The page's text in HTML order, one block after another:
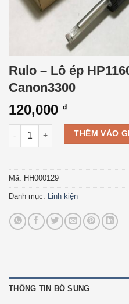
Rulo – Lô ép
Canon3300
120,000 ₫
Rulo - Lô ép HP1160 1320
THÊM VÀO
Mã: HH000129
Danh mục: Linh kiện
THÔNG TIN BỔ SUNG